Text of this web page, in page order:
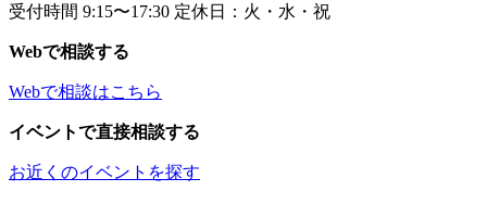
受付時間 9:15〜17:30 定休日：火・水・祝
Webで相談する
Webで相談はこちら
イベントで直接相談する
お近くのイベントを探す